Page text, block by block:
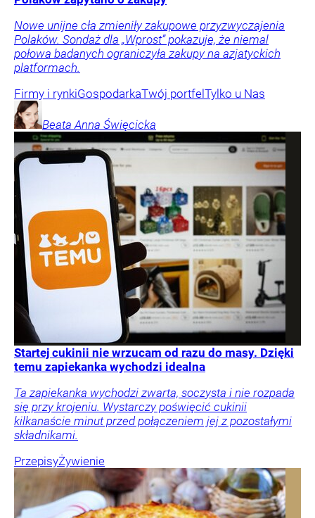
Nowe unijne cła zmieniły zakupowe przyzwyczajenia
Polaków. Sondaż dla „Wprost” pokazuje, że niemal
połowa badanych ograniczyła zakupy na azjatyckich
platformach.
Firmy i rynkiGospodarkaTwój portfel Tylko u Nas
Beata Anna Święcicka
Startej cukinii nie wrzucam od razu do masy. Dzięki
temu zapiekanka wychodzi idealna
Ta zapiekanka wychodzi zwarta, soczysta i nie rozpada
się przy krojeniu. Wystarczy poświęcić cukinii
kilkanaście minut przed połączeniem jej z pozostałymi
składnikami.
PrzepisyŻywienie